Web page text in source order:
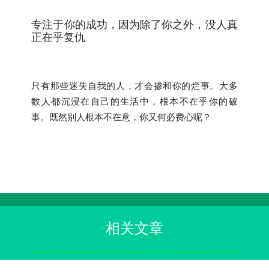
专注于你的成功，因为除了你之外，没人真
正在乎复仇
只有那些迷失自我的人，才会掺和你的烂事。大多
数人都沉浸在自己的生活中，根本不在乎你的破
事。既然别人根本不在意，你又何必费心呢？
相关文章